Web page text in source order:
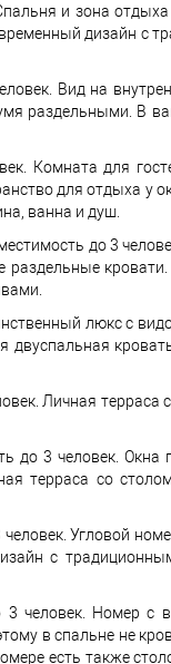
и зона
дизайн с
Вид на
раздельными. В
Комната для
для отдыха у
ванна и душ.
до 3
люкс с
двуспальная
Личная терраса
до 3 человек. Окна
терраса со
Угловой
с
человек. Номер с
в спальне не
есть также